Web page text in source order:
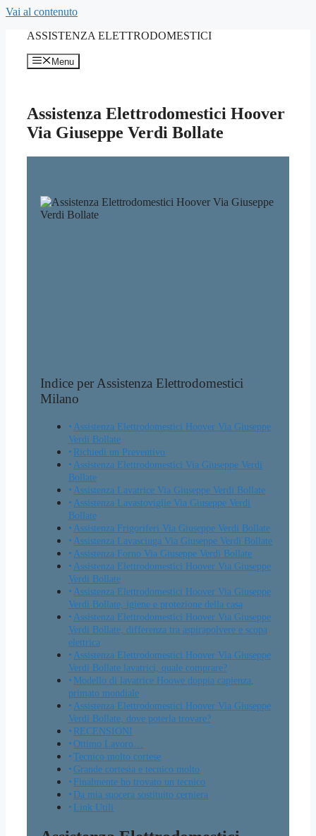
Vai al contenuto
ASSISTENZA ELETTRODOMESTICI
Menu
Assistenza Elettrodomestici Hoover
Via Giuseppe Verdi Bollate
Indice per Assistenza Elettrodomestici
Milano
Assistenza Elettrodomestici Hoover Via Giuseppe
Verdi Bollate
Richiedi un Preventivo
Assistenza Elettrodomestici Via Giuseppe Verdi
Bollate
Assistenza Lavatrice Via Giuseppe Verdi Bollate
Assistenza Lavastoviglie Via Giuseppe Verdi
Bollate
Assistenza Frigoriferi Via Giuseppe Verdi Bollate
Assistenza Lavasciuga Via Giuseppe Verdi Bollate
Assistenza Forno Via Giuseppe Verdi Bollate
Assistenza Elettrodomestici Hoover Via Giuseppe
Verdi Bollate
Assistenza Elettrodomestici Hoover Via Giuseppe
Verdi Bollate, igiene e protezione della casa
Assistenza Elettrodomestici Hoover Via Giuseppe
Verdi Bollate, differenza tra aspirapolvere e scopa
elettrica
Assistenza Elettrodomestici Hoover Via Giuseppe
Verdi Bollate lavatrici, quale comprare?
Modello di lavatrice Hoowe doppia capienza,
primato mondiale
Assistenza Elettrodomestici Hoover Via Giuseppe
Verdi Bollate, dove poterla trovare?
RECENSIONI
Ottimo Lavoro…
Tecnico molto cortese
Grande cortesia e tecnico molto
Finalmente ho trovato un tecnico
Da mia suocera sostituito cerniera
Link Utili